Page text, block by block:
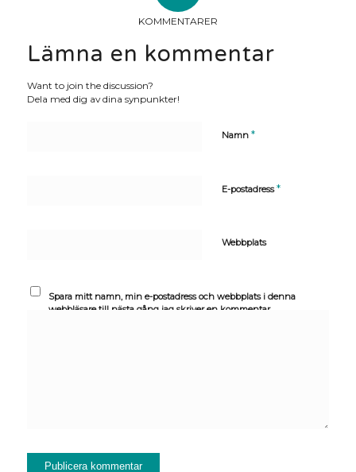
KOMMENTARER
Lämna en kommentar
Want to join the discussion?
Dela med dig av dina synpunkter!
Namn *
E-postadress*
Webbplats
Spara mitt namn, min e-postadress och webbplats i denna
webbläsare till nästa gång jag skriver en kommentar.